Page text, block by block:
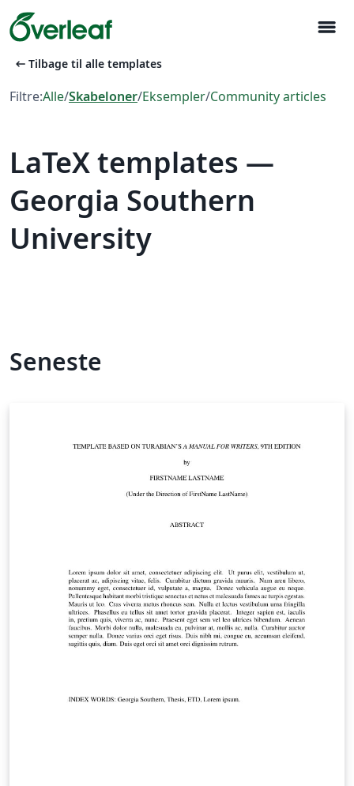
menu
arrow_left_alt Tilbage til alle templates
Filtre:Alle/Skabeloner/Eksempler/Community articles
LaTeX templates —
Georgia Southern
University
Seneste